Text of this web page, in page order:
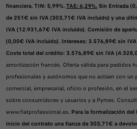
financiera. TIN: 5,99%.TAE: 6,29%. Sin Entrada
de 251€ sin IVA (303,71€ IVA incluido) y una
IVA (12.931,67€ IVA incluido). Comisión de
(0,00€ IVA incluido). Intereses: 3.576,89€ sin
Coste total del crédito: 3.576,89€ sin IVA
amortización francés. Oferta válida para pedidos
profesionales y autónomos que no actúen con un
comercial, empresarial, oficio o profesión, en el
sobre consumidores y usuarios y a Pymes.
www.fiatprofessional.es. Para la formalización
inicio del contrato una fianza de 303,71€ a